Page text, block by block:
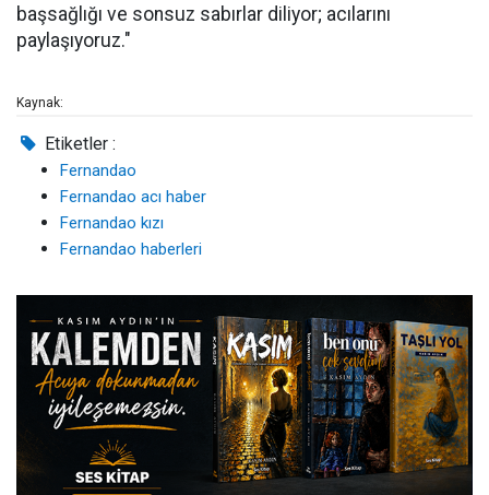
başsağlığı ve sonsuz sabırlar diliyor; acılarını
paylaşıyoruz."
Kaynak:
Etiketler :
Fernandao
Fernandao acı haber
Fernandao kızı
Fernandao haberleri